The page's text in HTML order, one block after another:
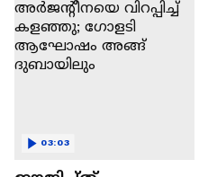
എതിരാളി
സ്വിറ്റ്സർലൻഡ്
03:03